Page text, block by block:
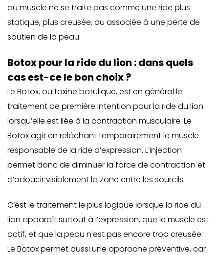
au muscle ne se traite pas comme une ride plus
statique, plus creusée, ou associée à une perte de
soutien de la peau.
Botox pour la ride du lion : dans quels
cas est-ce le bon choix ?
Le Botox, ou toxine botulique, est en général le
traitement de première intention pour la ride du lion
lorsqu’elle est liée à la contraction musculaire. Le
Botox agit en relâchant temporairement le muscle
responsable de la ride d’expression. L’injection
permet donc de diminuer la force de contraction et
d’adoucir visiblement la zone entre les sourcils.
C’est le traitement le plus logique lorsque la ride du
lion apparaît surtout à l’expression, que le muscle est
actif, et que la peau n’est pas encore trop creusée.
Le Botox permet aussi une approche préventive, car